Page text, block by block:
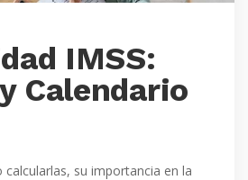
IMSS:
Calendario
calcularlas, su importancia en la